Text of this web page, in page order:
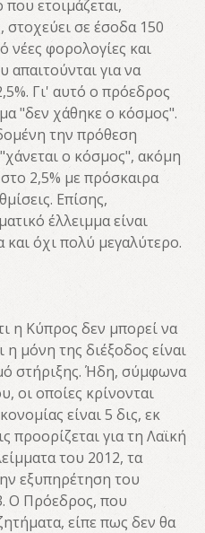
ετοιμάζεται,
σε έσοδα 150
νέες φορολογίες και
απαιτούνται για να
Γι' αυτό ο πρόεδρος
"δεν χάθηκε ο κόσμος".
την πρόθεση
ο κόσμος", ακόμη
2,5% με πρόσκαιρα
Επίσης,
έλλειμμα είναι
όχι πολύ μεγαλύτερο.
η Κύπρος δεν μπορεί να
η μόνη της διέξοδος είναι
στήριξης. Ήδη, σύμφωνα
οι οποίες κρίνονται
είναι 5 δις, εκ
προορίζεται για τη Λαϊκή
του 2012, τα
εξυπηρέτηση του
Ο Πρόεδρος, που
είπε πως δεν θα